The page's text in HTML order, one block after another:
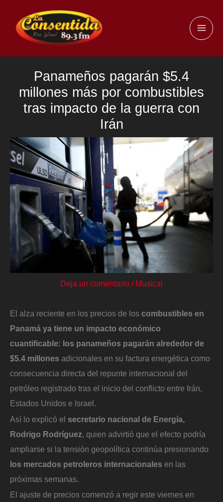
contenido
Panameños pagarán $5.4
millones más por combustibles
tras impacto de la guerra con
Irán
Deja un comentario / Musical
El alza reciente en los precios de los combustibles en
Panamá ya tiene un impacto económico
cuantificable: los panameños pagarán alrededor de
$5.4 millones adicionales en su factura energética como
consecuencia directa del repunte internacional del
petróleo registrado tras el inicio del conflicto entre Irán,
Estados Unidos e Israel.
Así lo explicó el secretario nacional de Energía,
Rodrigo Rodríguez, quien advirtió que el efecto podría
ampliarse si la tensión geopolítica continúa presionando
los mercados petroleros internacionales en las
próximas semanas.
El ajuste de precios comenzó a regir este viernes en